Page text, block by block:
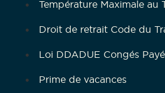
Température Maximale au
Droit de retrait Code du
Loi DDADUE Congés
Prime de vacances